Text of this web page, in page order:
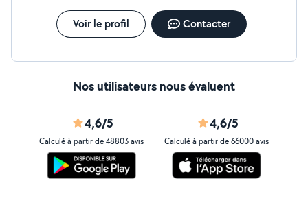
Voir le profil Contacter
Nos utilisateurs nous évaluent
4,6/5
Calculé à partir de 48803 avis
4,6/5
Calculé à partir de 66000 avis